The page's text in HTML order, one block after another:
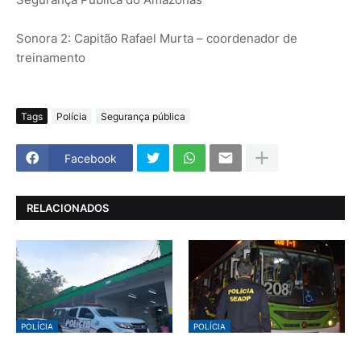
Sonora 2: Capitão Rafael Murta – coordenador de
treinamento
Tags Polícia Segurança pública
Facebook
RELACIONADOS
POLÍCIA POLÍCIA